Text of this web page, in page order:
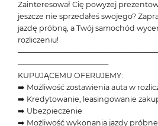
Zainteresował Cię powyżej
jeszcze nie sprzedałeś swojego?
jazdę próbną, a Twój samochód
rozliczeniu!
─────────────────
KUPUJĄCEMU OFERUJEMY:
➡️ Możliwość zostawienia auta w
➡️ Kredytowanie, leasingowanie
➡️ Ubezpieczenie
➡️ Możliwość wykonania jazdy